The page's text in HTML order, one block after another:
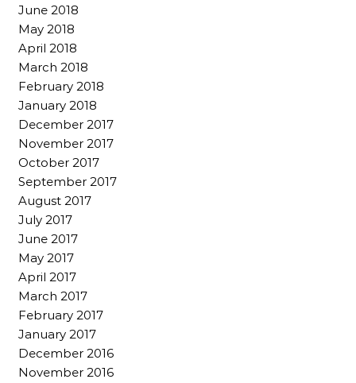
June 2018
May 2018
April 2018
March 2018
February 2018
January 2018
December 2017
November 2017
October 2017
September 2017
August 2017
July 2017
June 2017
May 2017
April 2017
March 2017
February 2017
January 2017
December 2016
November 2016